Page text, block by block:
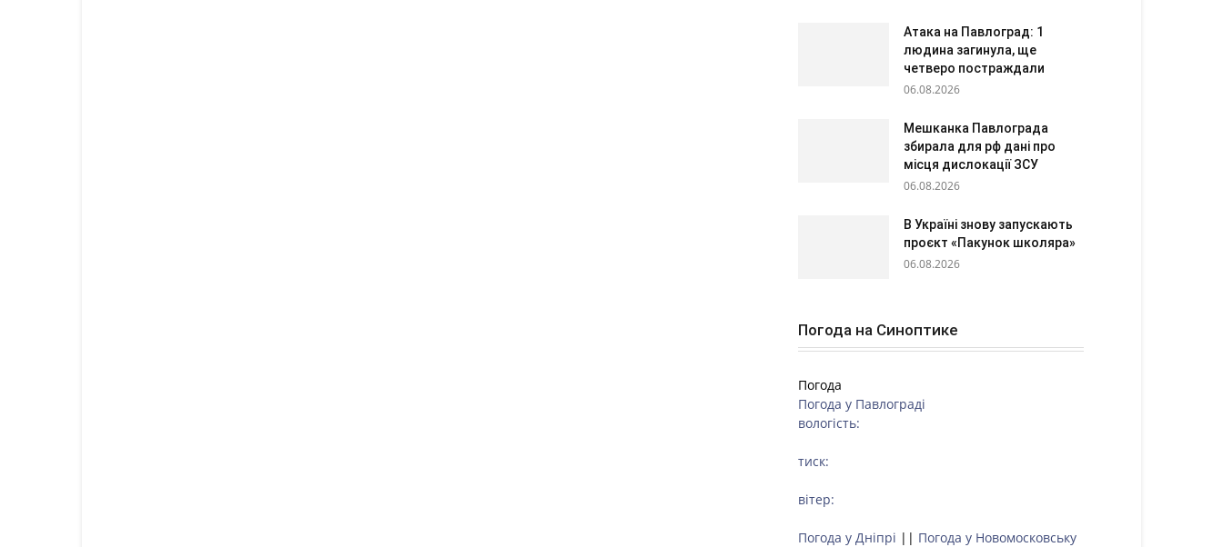
Атака на Павлоград: 1
людина загинула, ще
четверо постраждали
06.08.2026
Мешканка Павлограда
збирала для рф дані про
місця дислокації ЗСУ
06.08.2026
В Україні знову запускають
проєкт «Пакунок школяра»
06.08.2026
Погода на Синоптике
Погода
Погода у Павлограді
вологість:
тиск:
вітер:
Погода у Дніпрі || Погода у Новомосковську